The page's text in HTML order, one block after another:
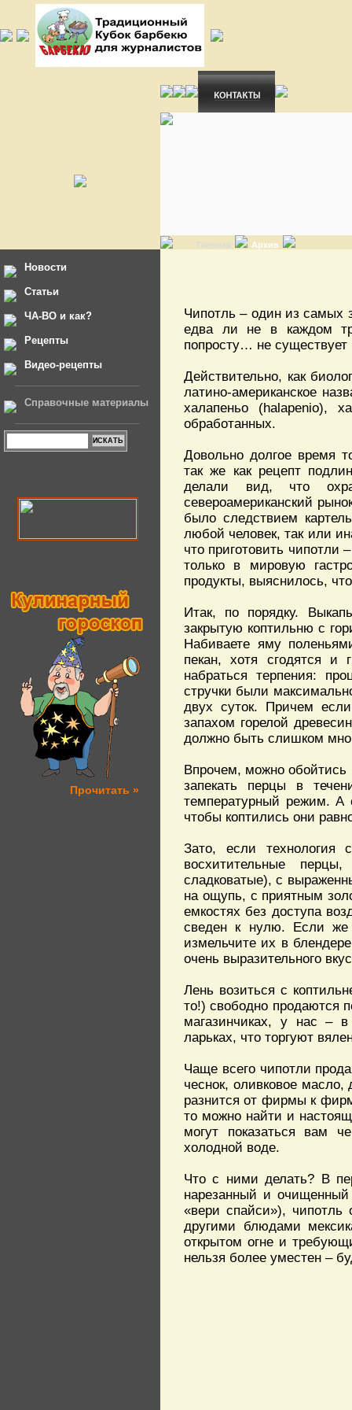
Главная Архив
Новости
Статьи
ЧА-ВО и как?
Рецепты
Видео-рецепты
Справочные материалы
Прочитать »
Чипотль – один из самых
едва ли не в каждом
попросту… не существует
Действительно, как
латино-американское
халапеньо (halapenio),
обработанных.
Довольно долгое время
так же как рецепт
делали вид, что
североамериканский
было следствием
любой человек, так или
что приготовить чипотли
только в мировую
продукты, выяснилось,
Итак, по порядку.
закрытую коптильню с
Набиваете яму
пекан, хотя сгодятся
набраться терпения:
стручки были
двух суток. Причем
запахом горелой
должно быть слишком
Впрочем, можно обойтись
запекать перцы в
температурный режим. А
чтобы коптились они
Зато, если технология
восхитительные
сладковатые), с
на ощупь, с приятным
емкостях без доступа
сведен к нулю. Если же
измельчите их в
очень выразительного
Лень возиться с
то!) свободно продаются
магазинчиках, у нас –
ларьках, что торгуют
Чаще всего чипотли
чеснок, оливковое
разнится от фирмы к
то можно найти и
могут показаться вам
холодной воде.
Что с ними делать? В
нарезанный и
«вери спайси»), чипотль
другими блюдами
открытом огне и
нельзя более уместен –